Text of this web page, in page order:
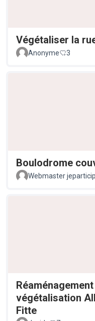
Végétaliser la
Anonyme
3
Boulodrome
Webmaster
végétalisation
Fitte